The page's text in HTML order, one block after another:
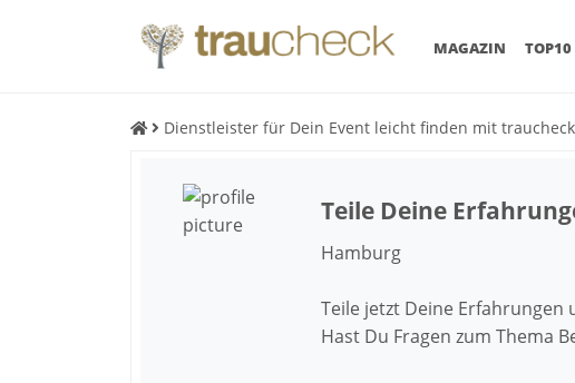
MAGAZIN (CURRENT)
TOP10
Dienstleister für Dein Event leicht finden mit traucheck
Teile Deine
Hamburg
Teile jetzt Deine Erfahrungen
Hast Du Fragen zum Thema